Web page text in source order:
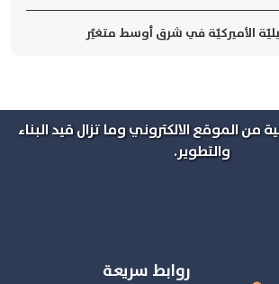
الأميركيّة في شرق أوسط متغيّر
من الموقع الالكتروني وما تزال قيد البناء
والتطوير.
روابط سريعة